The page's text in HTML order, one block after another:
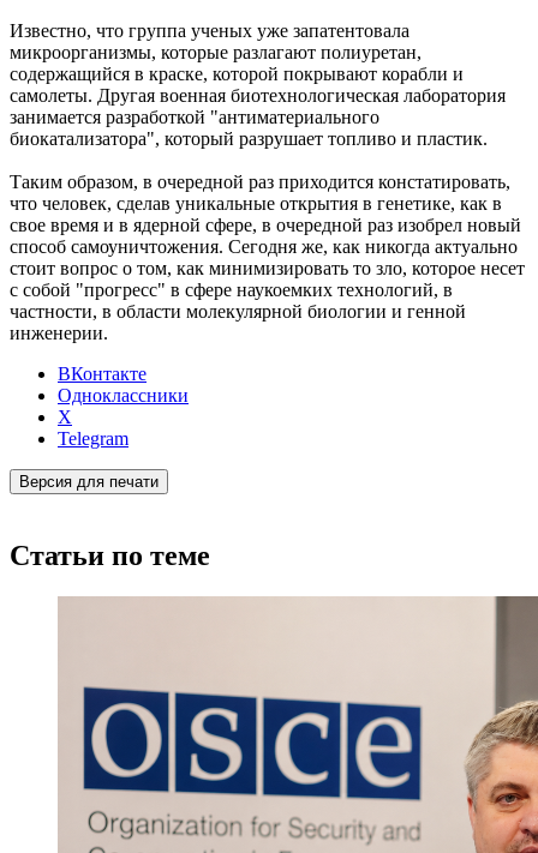
Известно, что группа ученых уже запатентовала
микроорганизмы, которые разлагают полиуретан,
содержащийся в краске, которой покрывают корабли и
самолеты. Другая военная биотехнологическая лаборатория
занимается разработкой "антиматериального
биокатализатора", который разрушает топливо и пластик.
Таким образом, в очередной раз приходится констатировать,
что человек, сделав уникальные открытия в генетике, как в
свое время и в ядерной сфере, в очередной раз изобрел новый
способ самоуничтожения. Сегодня же, как никогда актуально
стоит вопрос о том, как минимизировать то зло, которое несет
с собой "прогресс" в сфере наукоемких технологий, в
частности, в области молекулярной биологии и генной
инженерии.
ВКонтакте
Одноклассники
X
Telegram
Версия для печати
Статьи по теме